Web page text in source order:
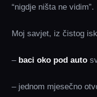
“nigdje ništa ne vidim”.
Moj savjet, iz čistog
– baci oko pod auto
– jednom mjesečno